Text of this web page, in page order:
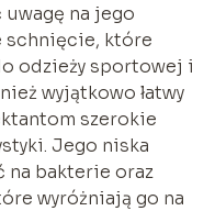
na jego
schnięcie, które
odzieży sportowej i
wyjątkowo łatwy
szerokie
Jego niska
bakterie oraz
wyróżniają go na